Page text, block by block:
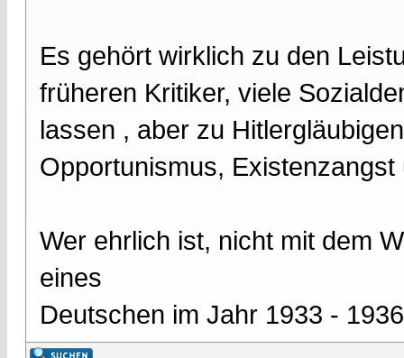
Es gehört wirklich zu den
früheren Kritiker, viele
lassen , aber zu
Opportunismus,
Wer ehrlich ist, nicht mit dem
eines
Deutschen im Jahr 1933 -